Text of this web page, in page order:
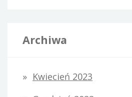
Archiwa
Kwiecień 2023